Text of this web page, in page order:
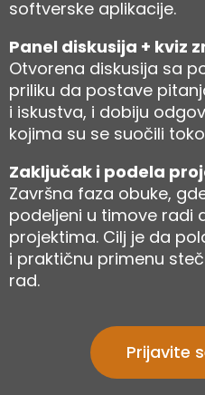
softverske aplikacije.
Panel diskusija + kviz
Otvorena diskusija sa
priliku da postave
i iskustva, i dobiju
kojima su se suočili
Zaključak i podela
Završna faza obuke,
podeljeni u timove radi
projektima. Cilj je da
i praktičnu primenu
rad.
Prijavite